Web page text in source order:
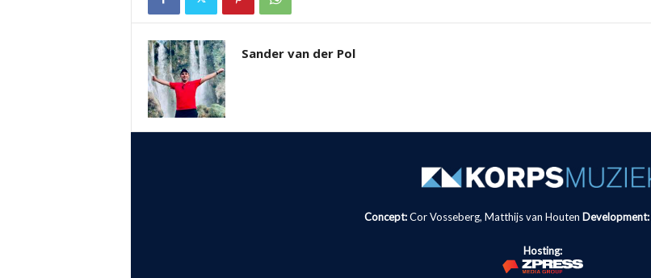
Sander van der Pol
Concept:Cor Vosseberg, Matthijs van Houten Development:
Hosting: